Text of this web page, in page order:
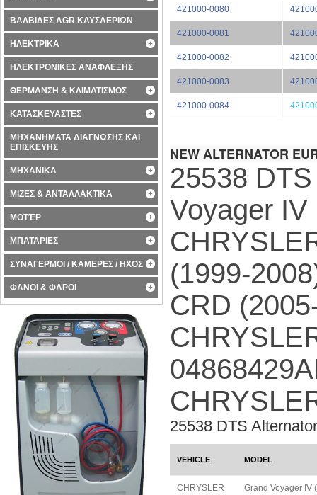
421000-0080
421000-0081
421000-0082
421000-0083
421000-0084
25538
Voyager
(1999-
CRD
25538 DTS
VEHICLE MODEL
CHRYSLER Grand Voyager IV
ΒΑΛΒΙΔΕΣ AGR ΚΑΥΣΑΕΡΙΩΝ
ΗΛΕΚΤΡΙΚΑ
ΗΛΕΚΤΡΟΝΙΚΕΣ ΑΝΑΦΛΕΞΗΣ
ΘΕΡΜΑΝΣΗ & ΚΛΙΜΑΤΙΣΜΟΣ
ΚΑΤΑΣΚΕΥΑΣΤΕΣ
ΜΗΧΑΝΗΜΑΤΑ ΔΙΑΓΝΩΣΗΣ ΚΑΙ
ΕΠΙΣΚΕΥΗΣ
ΜΗΧΑΝΙΚΑ
ΜΙΖΕΣ & ΑΝΤΑΛΛΑΚΤΙΚΑ
ΜΟΤΈΡ
ΜΠΑΤΑΡΙΕΣ
ΣΥΝΑΓΕΡΜΟΙ / ΚΑΜΕΡΕΣ / ΗΧΟΣ
ΦΑΝΟΙ & ΦΑΡΟΙ